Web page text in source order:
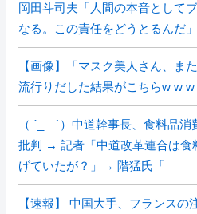
岡田斗司夫「人間の本音として
なる。この責任をどうとるんだ」
【画像】「マスク美人さん、ま
流行りだした結果がこちらw w
（ ´_ゝ`）中道幹事長、食料品
批判 → 記者「中道改革連合は食
げていたが？」→ 階猛氏「
【速報】 中国大手、フランスの